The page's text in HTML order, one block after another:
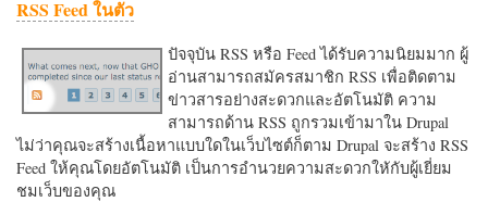
RSS Feed ในตัว
ปัจจุบัน RSS หรือ Feed ได้รับความนิยมมาก ผู้
อ่านสามารถสมัครสมาชิก RSS เพื่อติดตาม
ข่าวสารอย่างสะดวกและอัตโนมัติ ความ
สามารถด้าน RSS ถูกรวมเข้ามาใน Drupal
ไม่ว่าคุณจะสร้างเนื้อหาแบบใดในเว็บไซต์ก็ตาม Drupal จะสร้าง RSS
Feed ให้คุณโดยอัตโนมัติ เป็นการอำนวยความสะดวกใหักับผู้เยี่ยม
ชมเว็บของคุณ